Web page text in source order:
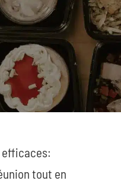
efficaces:
tout en